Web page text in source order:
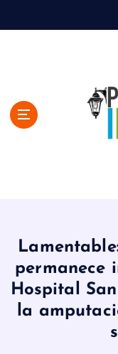
permanece
Hospital
la